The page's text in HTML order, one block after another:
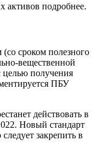
активов подробнее.
сроком полезного
вещественной
получения
ПБУ
действовать в
Новый стандарт
закрепить в